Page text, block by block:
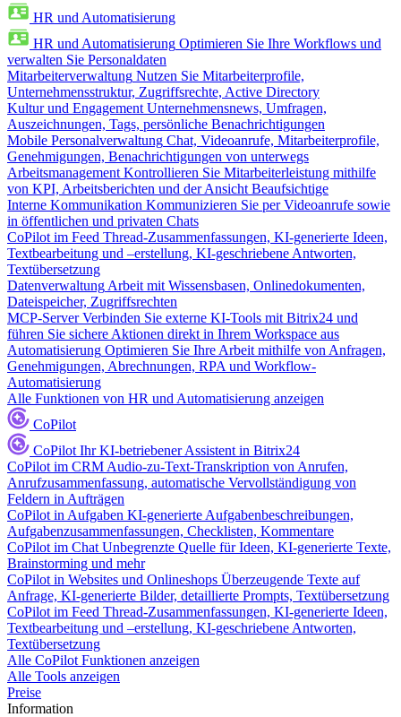
HR und Automatisierung
HR und Automatisierung Optimieren Sie Ihre Workflows und
verwalten Sie Personaldaten
Mitarbeiterverwaltung Nutzen Sie Mitarbeiterprofile,
Unternehmensstruktur, Zugriffsrechte, Active Directory
Kultur und Engagement Unternehmensnews, Umfragen,
Auszeichnungen, Tags, persönliche Benachrichtigungen
Mobile Personalverwaltung Chat, Videoanrufe, Mitarbeiterprofile,
Genehmigungen, Benachrichtigungen von unterwegs
Arbeitsmanagement Kontrollieren Sie Mitarbeiterleistung mithilfe
von KPI, Arbeitsberichten und der Ansicht Beaufsichtige
Interne Kommunikation Kommunizieren Sie per Videoanrufe sowie
in öffentlichen und privaten Chats
CoPilot im Feed Thread-Zusammenfassungen, KI-generierte Ideen,
Textbearbeitung und –erstellung, KI-geschriebene Antworten,
Textübersetzung
Datenverwaltung Arbeit mit Wissensbasen, Onlinedokumenten,
Dateispeicher, Zugriffsrechten
MCP-Server Verbinden Sie externe KI-Tools mit Bitrix24 und
führen Sie sichere Aktionen direkt in Ihrem Workspace aus
Automatisierung Optimieren Sie Ihre Arbeit mithilfe von Anfragen,
Genehmigungen, Abrechnungen, RPA und Workflow-
Automatisierung
Alle Funktionen von HR und Automatisierung anzeigen
CoPilot
CoPilot Ihr KI-betriebener Assistent in Bitrix24
CoPilot im CRM Audio-zu-Text-Transkription von Anrufen,
Anrufzusammenfassung, automatische Vervollständigung von
Feldern in Aufträgen
CoPilot in Aufgaben KI-generierte Aufgabenbeschreibungen,
Aufgabenzusammenfassungen, Checklisten, Kommentare
CoPilot im Chat Unbegrenzte Quelle für Ideen, KI-generierte Texte,
Brainstorming und mehr
CoPilot in Websites und Onlineshops Überzeugende Texte auf
Anfrage, KI-generierte Bilder, detaillierte Prompts, Textübersetzung
CoPilot im Feed Thread-Zusammenfassungen, KI-generierte Ideen,
Textbearbeitung und –erstellung, KI-geschriebene Antworten,
Textübersetzung
Alle CoPilot Funktionen anzeigen
Alle Tools anzeigen
Preise
Information